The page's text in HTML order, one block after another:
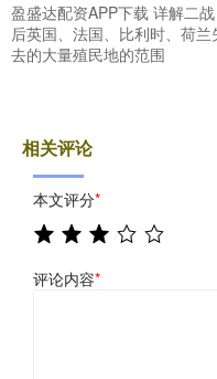
盈盛达配资APP下载 详解二战
后英国、法国、比利时、荷兰
去的大量殖民地的范围
相关评论
本文评分*
评论内容*